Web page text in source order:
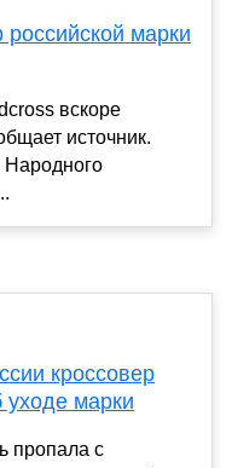
марки
вскоре
источник.
Народного
кроссовер
уходе марки
пропала с